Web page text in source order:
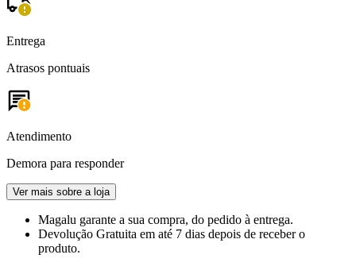
Entrega
Atrasos pontuais
Atendimento
Demora para responder
Ver mais sobre a loja
Magalu garante a sua compra, do pedido à entrega.
Devolução Gratuita em até 7 dias depois de receber o
produto.